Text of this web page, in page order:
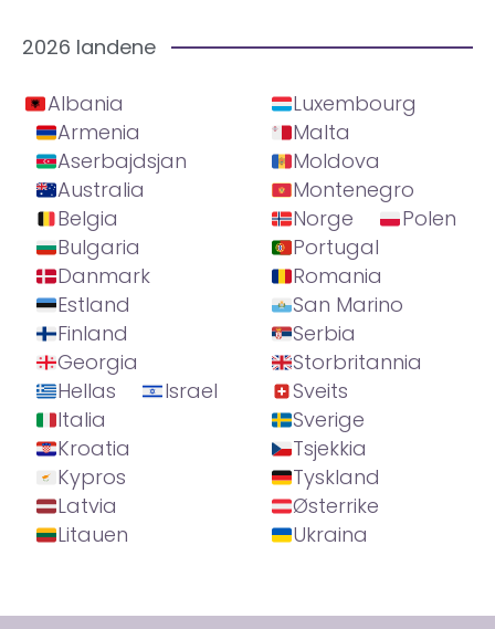
2026 landene
Albania
Armenia
Aserbajdsjan
Australia
Belgia
Bulgaria
Danmark
Estland
Finland
Georgia
Hellas
Israel
Italia
Kroatia
Kypros
Latvia
Litauen
Luxembourg
Malta
Moldova
Montenegro
Norge
Polen
Portugal
Romania
San Marino
Serbia
Storbritannia
Sveits
Sverige
Tsjekkia
Tyskland
Østerrike
Ukraina